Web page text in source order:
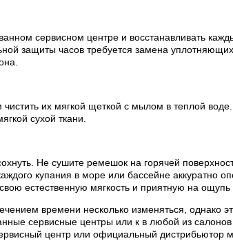
сервисном центре и восстанавливать
защиты часов требуется замена
их мягкой щеткой с мылом в теплой
сухой ткани.
Не сушите ремешок на горячей
купания в море или бассейне аккуратно
естественную мягкость и приятную на ощупь
времени несколько изменяться, однако
сервисные центры или к в любой из
центр или официальный дистрибьютор